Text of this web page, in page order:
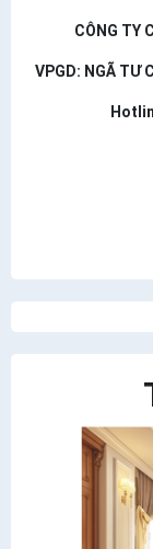
CÔNG TY
VPGD: NGÃ TƯ